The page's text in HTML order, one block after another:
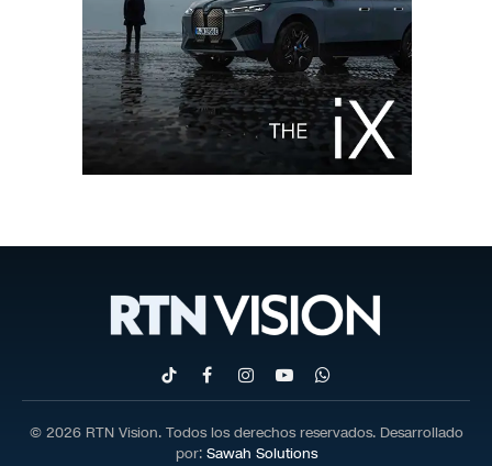
TikTokFacebookInstagram
YouTubeWhatsApp
© 2026 RTN Vision. Todos los derechos reservados. Desarrollado
por: Sawah Solutions